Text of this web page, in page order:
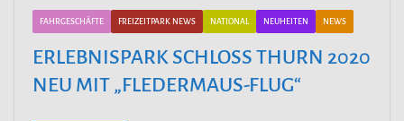
FAHRGESCHÄFTE FREIZEITPARK NEWS NATIONAL NEUHEITEN NEWS
ERLEBNISPARK SCHLOSS THURN 2020
NEU MIT „FLEDERMAUS-FLUG“